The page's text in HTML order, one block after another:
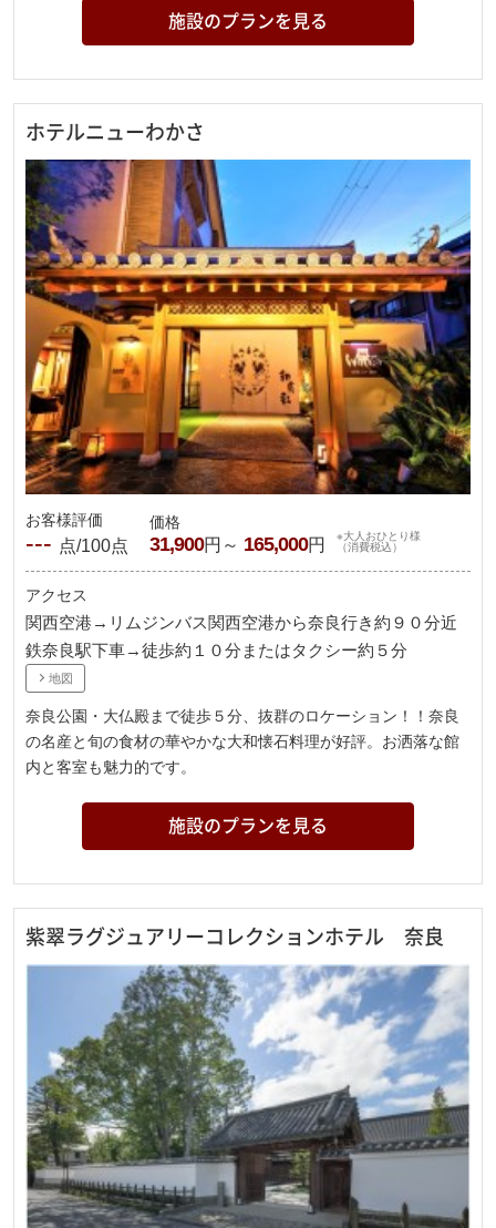
施設のプランを見る
ホテルニューわかさ
お客様評価
--- 点/100点
価格
31,900円～ 165,000円
※大人おひとり様
（消費税込）
アクセス
関西空港→リムジンバス関西空港から奈良行き約９０分近
鉄奈良駅下車→徒歩約１０分またはタクシー約５分
地図
奈良公園・大仏殿まで徒歩５分、抜群のロケーション！！奈良
の名産と旬の食材の華やかな大和懐石料理が好評。お洒落な館
内と客室も魅力的です。
施設のプランを見る
紫翠ラグジュアリーコレクションホテル 奈良